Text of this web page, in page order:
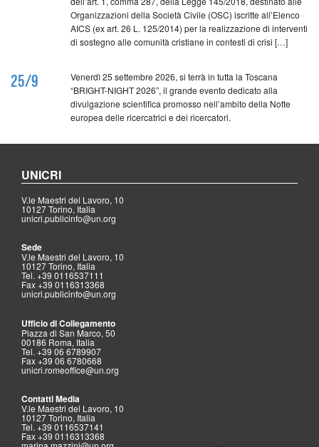
Organizzazioni della Società Civile (OSC) iscritte all’Elenco
AICS (ex art. 26 L. 125/2014) per la realizzazione di interventi
di sostegno alle comunità cristiane in contesti di crisi […]
25/9
Venerdì 25 settembre 2026, si terrà in tutta la Toscana
“BRIGHT-NIGHT 2026”, il grande evento dedicato alla
divulgazione scientifica promosso nell’ambito della Notte
europea delle ricercatrici e dei ricercatori.
UNICRI
V.le Maestri del Lavoro, 10
10127 Torino, Italia
unicri.publicinfo@un.org
Sede
V.le Maestri del Lavoro, 10
10127 Torino, Italia
Tel. +39 0116537111
Fax +39 0116313368
unicri.publicinfo@un.org
Ufficio di Collegamento
Piazza di San Marco, 50
00186 Roma, Italia
Tel. +39 06 6789907
Fax +39 06 6780668
unicri.romeoffice@un.org
Contatti Media
V.le Maestri del Lavoro, 10
10127 Torino, Italia
Tel. +39 0116537141
Fax +39 0116313368